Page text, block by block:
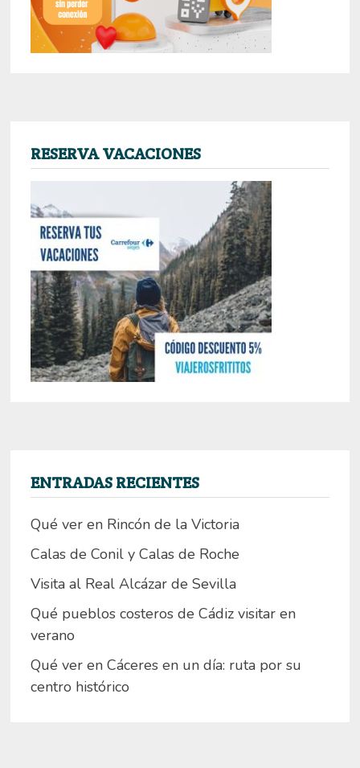
RESERVA VACACIONES
ENTRADAS RECIENTES
Qué ver en Rincón de la Victoria
Calas de Conil y Calas de Roche
Visita al Real Alcázar de Sevilla
Qué pueblos costeros de Cádiz visitar en
verano
Qué ver en Cáceres en un día: ruta por su
centro histórico